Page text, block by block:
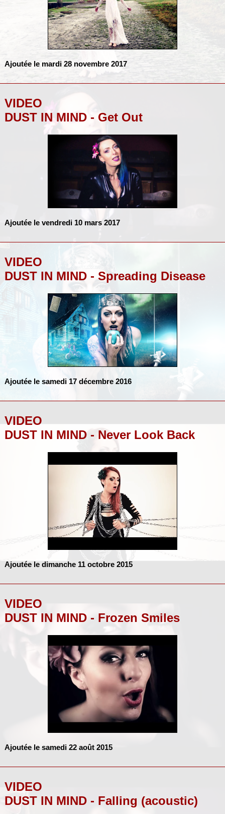
Ajoutée le mardi 28 novembre 2017
VIDEO
DUST IN MIND - Get Out
Ajoutée le vendredi 10 mars 2017
VIDEO
DUST IN MIND - Spreading Disease
Ajoutée le samedi 17 décembre 2016
VIDEO
DUST IN MIND - Never Look Back
Ajoutée le dimanche 11 octobre 2015
VIDEO
DUST IN MIND - Frozen Smiles
Ajoutée le samedi 22 août 2015
VIDEO
DUST IN MIND - Falling (acoustic)